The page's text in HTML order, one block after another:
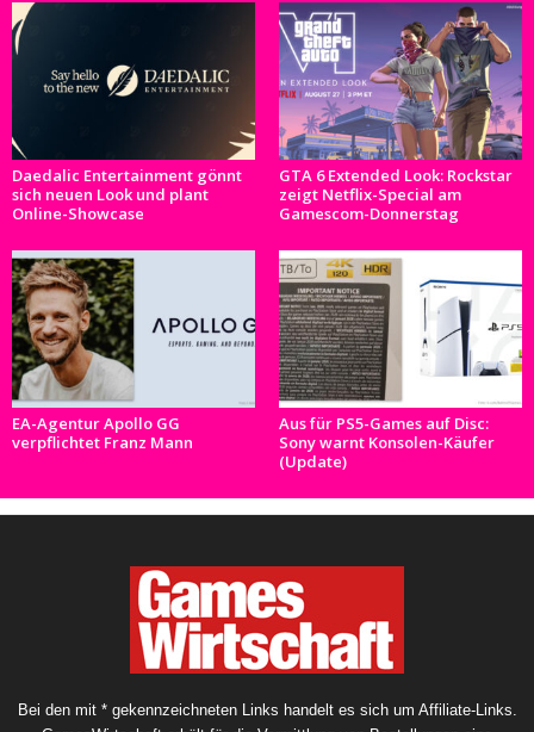
Daedalic Entertainment gönnt
sich neuen Look und plant
Online-Showcase
GTA 6 Extended Look: Rockstar
zeigt Netflix-Special am
Gamescom-Donnerstag
EA-Agentur Apollo GG
verpflichtet Franz Mann
Aus für PS5-Games auf Disc:
Sony warnt Konsolen-Käufer
(Update)
Bei den mit * gekennzeichneten Links handelt es sich um Affiliate-Links.